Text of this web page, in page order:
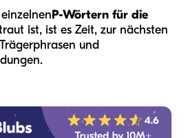
P-Wörtern für die
ist, ist es Zeit, zur nächsten
und